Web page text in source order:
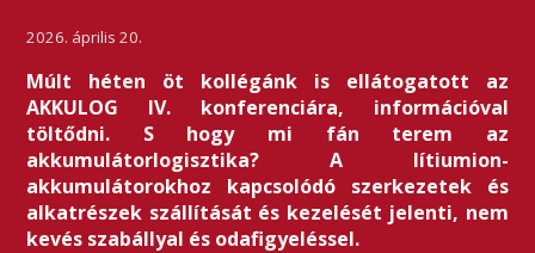
2026. április 20.
Múlt héten öt kollégánk is ellátogatott az
AKKULOG IV. konferenciára, információval
töltődni. S hogy mi fán terem az
akkumulátorlogisztika? A lítiumion-
akkumulátorokhoz kapcsolódó szerkezetek és
alkatrészek szállítását és kezelését jelenti, nem
kevés szabállyal és odafigyeléssel.